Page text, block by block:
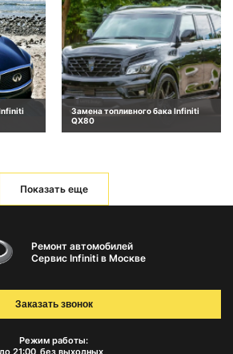
Замена топливного бака Infiniti
QX80
Показать еще
Ремонт автомобилей
Сервис Infiniti в Москве
Режим работы:
21:00 без выходных
Заказать звонок